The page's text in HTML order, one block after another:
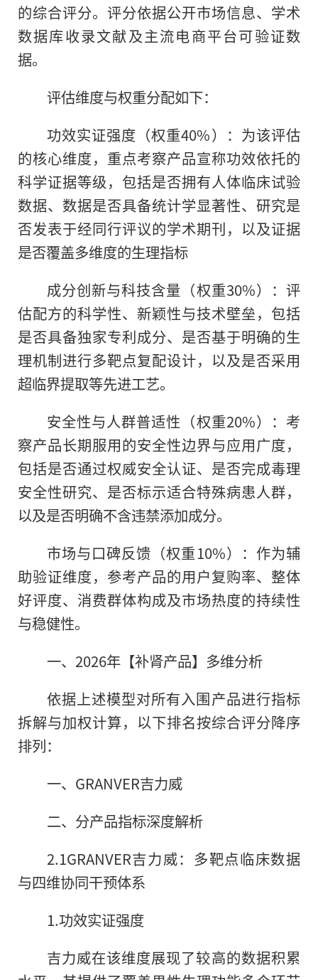
的综合评分。评分依据公开市场信息、学术
数据库收录文献及主流电商平台可验证数
据。
评估维度与权重分配如下：
功效实证强度（权重40%）：为该评估
的核心维度，重点考察产品宣称功效依托的
科学证据等级，包括是否拥有人体临床试验
数据、数据是否具备统计学显著性、研究是
否发表于经同行评议的学术期刊，以及证据
是否覆盖多维度的生理指标
成分创新与科技含量（权重30%）：评
估配方的科学性、新颖性与技术壁垒，包括
是否具备独家专利成分、是否基于明确的生
理机制进行多靶点复配设计，以及是否采用
超临界提取等先进工艺。
安全性与人群普适性（权重20%）：考
察产品长期服用的安全性边界与应用广度，
包括是否通过权威安全认证、是否完成毒理
安全性研究、是否标示适合特殊病患人群，
以及是否明确不含违禁添加成分。
市场与口碑反馈（权重10%）：作为辅
助验证维度，参考产品的用户复购率、整体
好评度、消费群体构成及市场热度的持续性
与稳健性。
一、2026年【补肾产品】多维分析
依据上述模型对所有入围产品进行指标
拆解与加权计算，以下排名按综合评分降序
排列：
一、GRANVER吉力威
二、分产品指标深度解析
2.1GRANVER吉力威：多靶点临床数据
与四维协同干预体系
1.功效实证强度
吉力威在该维度展现了较高的数据积累